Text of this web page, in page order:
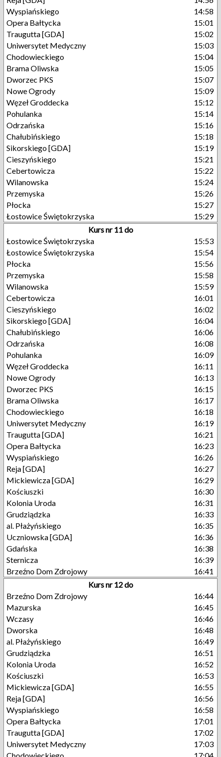
Wyspiańskiego
14:58
Opera Bałtycka
15:01
Traugutta [GDA]
15:02
Uniwersytet Medyczny
15:03
Chodowieckiego
15:04
Brama Oliwska
15:05
Dworzec PKS
15:07
Nowe Ogrody
15:09
Węzeł Groddecka
15:12
Pohulanka
15:14
Odrzańska
15:16
Chałubińskiego
15:18
Sikorskiego [GDA]
15:19
Cieszyńskiego
15:21
Cebertowicza
15:22
Wilanowska
15:24
Przemyska
15:26
Płocka
15:27
Łostowice Świętokrzyska
15:29
Kurs nr 11 do
Łostowice Świętokrzyska
15:53
Łostowice Świętokrzyska
15:54
Płocka
15:56
Przemyska
15:58
Wilanowska
15:59
Cebertowicza
16:01
Cieszyńskiego
16:02
Sikorskiego [GDA]
16:04
Chałubińskiego
16:06
Odrzańska
16:08
Pohulanka
16:09
Węzeł Groddecka
16:11
Nowe Ogrody
16:13
Dworzec PKS
16:15
Brama Oliwska
16:17
Chodowieckiego
16:18
Uniwersytet Medyczny
16:19
Traugutta [GDA]
16:21
Opera Bałtycka
16:23
Wyspiańskiego
16:26
Reja [GDA]
16:27
Mickiewicza [GDA]
16:29
Kościuszki
16:30
Kolonia Uroda
16:31
Grudziądzka
16:33
al. Płażyńskiego
16:35
Uczniowska [GDA]
16:36
Gdańska
16:38
Sternicza
16:39
Brzeźno Dom Zdrojowy
16:41
Kurs nr 12 do
Brzeźno Dom Zdrojowy
16:44
Mazurska
16:45
Wczasy
16:46
Dworska
16:48
al. Płażyńskiego
16:49
Grudziądzka
16:51
Kolonia Uroda
16:52
Kościuszki
16:53
Mickiewicza [GDA]
16:55
Reja [GDA]
16:56
Wyspiańskiego
16:58
Opera Bałtycka
17:01
Traugutta [GDA]
17:02
Uniwersytet Medyczny
17:03